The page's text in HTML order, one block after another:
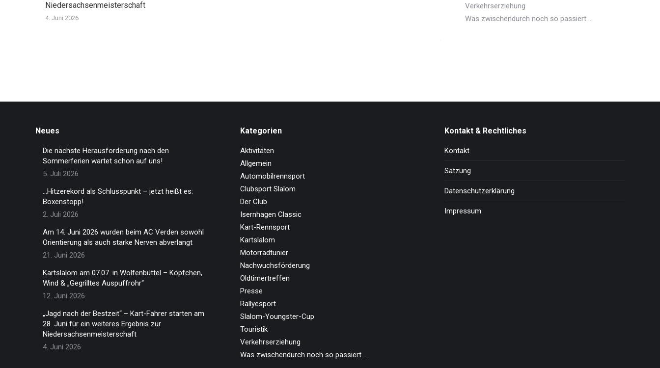
Niedersachsenmeisterschaft
4. Juni 2026
Verkehrserziehung
Was zwischendurch noch so passiert …
Neues
Die nächste Herausforderung nach den
Sommerferien wartet schon auf uns!
5. Juli 2026
…Hitzerekord als Schlusspunkt – jetzt heißt es:
Boxenstopp!
2. Juli 2026
Am 14. Juni 2026 wurden beim AC Verden sowohl
Orientierung als auch starke Nerven abverlangt
21. Juni 2026
Kartslalom am 07.07. in Wolfenbüttel – Köpfchen,
Wind & „Gegrilltes Auspuffrohr“
12. Juni 2026
„Jagd nach der Bestzeit“ – Kart-Fahrer starten am
28. Juni für ein weiteres Ergebnis zur
Niedersachsenmeisterschaft
4. Juni 2026
Kategorien
Aktivitäten
Allgemein
Automobilrennsport
Clubsport Slalom
Der Club
Isernhagen Classic
Kart-Rennsport
Kartslalom
Motorradtunier
Nachwuchsförderung
Oldtimertreffen
Presse
Rallyesport
Slalom-Youngster-Cup
Touristik
Verkehrserziehung
Was zwischendurch noch so passiert …
Kontakt & Rechtliches
Kontakt
Satzung
Datenschutzerklärung
Impressum